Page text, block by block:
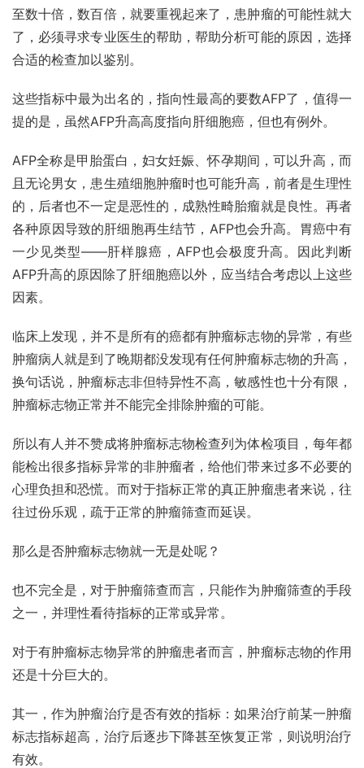
至数十倍，数百倍，就要重视起来了，患肿瘤的可能性就大
了，必须寻求专业医生的帮助，帮助分析可能的原因，选择
合适的检查加以鉴别。
这些指标中最为出名的，指向性最高的要数AFP了，值得一
提的是，虽然AFP升高高度指向肝细胞癌，但也有例外。
AFP全称是甲胎蛋白，妇女妊娠、怀孕期间，可以升高，而
且无论男女，患生殖细胞肿瘤时也可能升高，前者是生理性
的，后者也不一定是恶性的，成熟性畸胎瘤就是良性。再者
各种原因导致的肝细胞再生结节，AFP也会升高。
胃癌中有
一少见类型——肝样腺癌，AFP也会极度升高。因此判断
AFP升高的原因除了肝细胞癌以外，应当结合考虑以上这些
因素。
临床上发现，并不是所有的癌都有肿瘤标志物的异常，有些
肿瘤病人就是到了晚期都没发现有任何肿瘤标志物的升高，
换句话说，肿瘤标志非但特异性不高，敏感性也十分有限，
肿瘤标志物正常并不能完全排除肿瘤的可能。
所以有人并不赞成将肿瘤标志物检查列为体检项目，每年都
能检出很多指标异常的非肿瘤者，给他们带来过多不必要的
心理负担和恐慌。而对于指标正常的真正肿瘤患者来说，往
往过份乐观，疏于正常的肿瘤筛查而延误。
那么是否肿瘤标志物就一无是处呢？
也不完全是，对于肿瘤筛查而言，只能作为肿瘤筛查的手段
之一，并理性看待指标的正常或异常。
对于有肿瘤标志物异常的肿瘤患者而言，肿瘤标志物的作用
还是十分巨大的。
其一，作为肿瘤治疗是否有效的指标：如果治疗前某一肿瘤
标志指标超高，治疗后逐步下降甚至恢复正常，则说明治疗
有效。